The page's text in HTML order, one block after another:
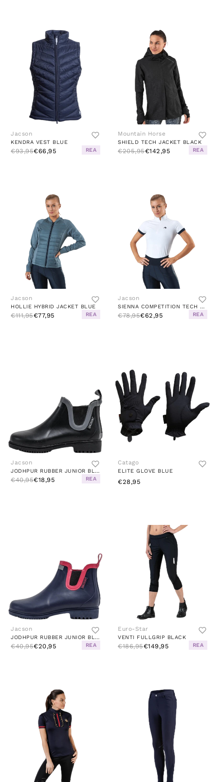
Jacson
KENDRA VEST BLUE
€93,95€66,95 REA
Mountain Horse
SHIELD TECH JACKET BLACK
€205,95€142,95 REA
Jacson
HOLLIE HYBRID JACKET BLUE
€111,95€77,95 REA
Jacson
SIENNA COMPETITION TECH TOP WHITE
€78,95€62,95 REA
Jacson
JODHPUR RUBBER JUNIOR BLACK/GREY
€40,95€18,95 REA
Catago
ELITE GLOVE BLUE
€28,95
Jacson
JODHPUR RUBBER JUNIOR BLUE/PINK
€40,95€20,95 REA
Euro-Star
VENTI FULLGRIP BLACK
€186,95€149,95 REA